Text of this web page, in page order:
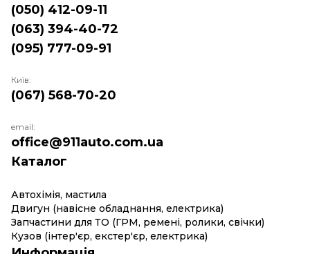
Каталог
Автохімія, мастила
Двигун (навісне обладнання, електрика)
Запчастини для ТО (ГРМ, ремені, ролики, свічки)
Кузов (інтер'єр, екстер'єр, електрика)
(050) 412-09-11
(063) 394-40-72
(095) 777-09-91
Київ:
(067) 568-70-20
email:
office@911auto.com.ua